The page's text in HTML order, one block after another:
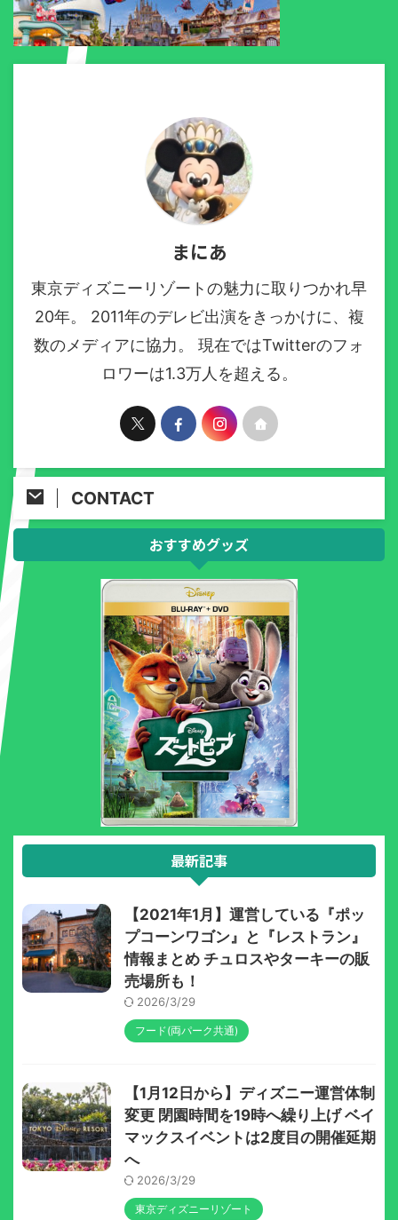
まにあ
東京ディズニーリゾートの魅力に取りつかれ早
20年。 2011年のデレビ出演をきっかけに、複
数のメディアに協力。 現在ではTwitterのフォ
ロワーは1.3万人を超える。
CONTACT
おすすめグッズ
最新記事
【2021年1月】運営している『ポッ
プコーンワゴン』と『レストラン』
情報まとめ チュロスやターキーの販
売場所も！
2026/3/29
フード(両パーク共通)
【1月12日から】ディズニー運営体制
変更 閉園時間を19時へ繰り上げ ベイ
マックスイベントは2度目の開催延期
へ
2026/3/29
東京ディズニーリゾート